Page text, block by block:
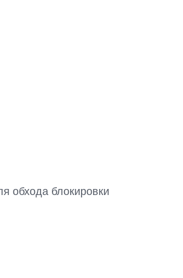
обхода блокировки